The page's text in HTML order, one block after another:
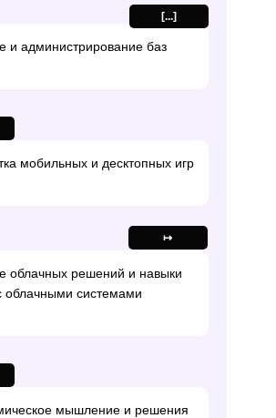
[...]
и администрирование баз
мобильных и десктопных игр
↦
облачных решений и навыки
облачными системами
мышление и решения